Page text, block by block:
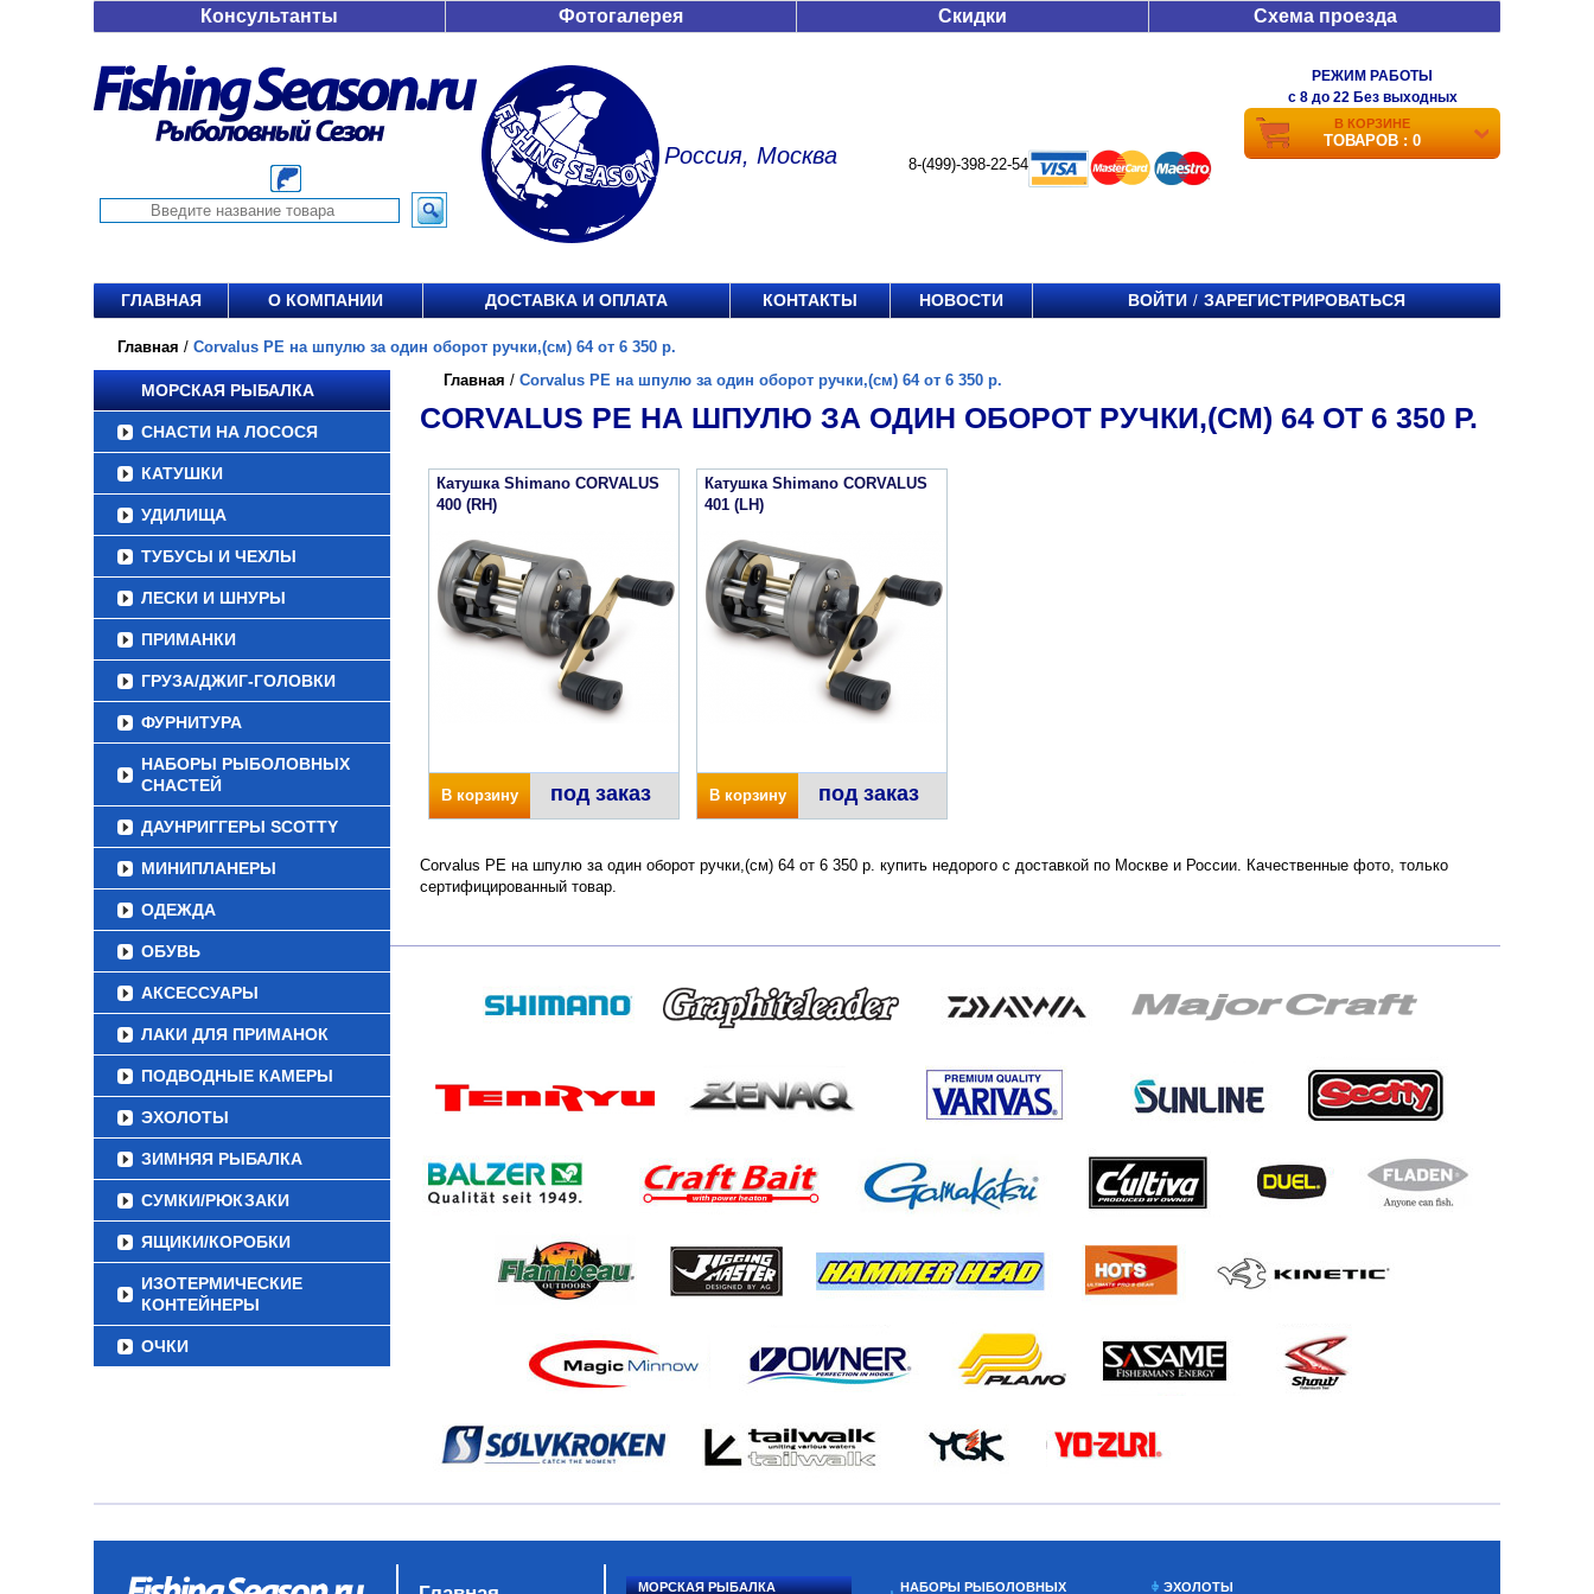
Консультанты Фотогалерея Скидки Схема проезда
Россия, Москва 8-(499)-398-22-54
РЕЖИМ РАБОТЫ
c 8 до 22 Без выходных
В КОРЗИНЕ
ТОВАРОВ : 0
ГЛАВНАЯ О КОМПАНИИ ДОСТАВКА И ОПЛАТА КОНТАКТЫ НОВОСТИ ВОЙТИ / ЗАРЕГИСТРИРОВАТЬСЯ
Главная / Corvalus PE на шпулю за один оборот ручки,(см) 64 от 6 350 р.
МОРСКАЯ РЫБАЛКА
СНАСТИ НА ЛОСОСЯ
КАТУШКИ
УДИЛИЩА
ТУБУСЫ И ЧЕХЛЫ
ЛЕСКИ И ШНУРЫ
ПРИМАНКИ
ГРУЗА/ДЖИГ-ГОЛОВКИ
ФУРНИТУРА
НАБОРЫ РЫБОЛОВНЫХ
СНАСТЕЙ
ДАУНРИГГЕРЫ SCOTTY
МИНИПЛАНЕРЫ
ОДЕЖДА
ОБУВЬ
АКСЕССУАРЫ
ЛАКИ ДЛЯ ПРИМАНОК
ПОДВОДНЫЕ КАМЕРЫ
ЭХОЛОТЫ
ЗИМНЯЯ РЫБАЛКА
СУМКИ/РЮКЗАКИ
ЯЩИКИ/КОРОБКИ
ИЗОТЕРМИЧЕСКИЕ
КОНТЕЙНЕРЫ
ОЧКИ
Главная / Corvalus PE на шпулю за один оборот ручки,(см) 64 от 6 350 р.
CORVALUS PE НА ШПУЛЮ ЗА ОДИН ОБОРОТ РУЧКИ,(СМ) 64 ОТ 6 350 Р.
Катушка Shimano CORVALUS
400 (RH)
В корзину под заказ
Катушка Shimano CORVALUS
401 (LH)
В корзину под заказ
Corvalus PE на шпулю за один оборот ручки,(см) 64 от 6 350 р. купить недорого с доставкой по Москве и России. Качественные фото, только
сертифицированный товар.
МОРСКАЯ РЫБАЛКА НАБОРЫ РЫБОЛОВНЫХ ЭХОЛОТЫ